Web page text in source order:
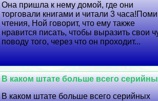
Она пришла к нему домой, где они
торговали книгами и читали 3
чтения, Ной говорит, что ему также
нравится писать, чтобы выразить свои
поводу того, через что он проходит...
В каком штате больше всего
В каком штате больше всего серийных